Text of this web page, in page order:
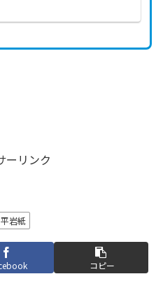
ーリンク
平岩紙
コピー